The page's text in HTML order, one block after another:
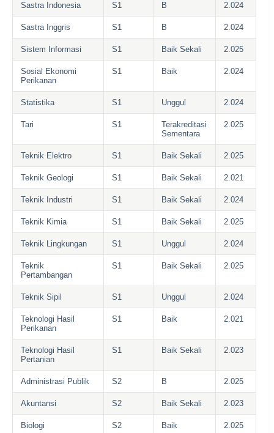
Sastra Indonesia S1 B 2.024
Sastra Inggris S1 B 2.024
Sistem Informasi S1 Baik Sekali 2.025
Sosial Ekonomi
Perikanan
S1 Baik 2.024
Statistika S1 Unggul 2.024
Tari S1
Terakreditasi
Sementara
2.025
Teknik Elektro S1 Baik Sekali 2.025
Teknik Geologi S1 Baik Sekali 2.021
Teknik Industri S1 Baik Sekali 2.024
Teknik Kimia S1 Baik Sekali 2.025
Teknik Lingkungan S1 Unggul 2.024
Teknik
Pertambangan
S1 Baik Sekali 2.025
Teknik Sipil S1 Unggul 2.024
Teknologi Hasil
Perikanan
S1 Baik 2.021
Teknologi Hasil
Pertanian
S1 Baik Sekali 2.023
Administrasi Publik S2 B 2.025
Akuntansi S2 Baik Sekali 2.023
Biologi S2 Baik 2.025